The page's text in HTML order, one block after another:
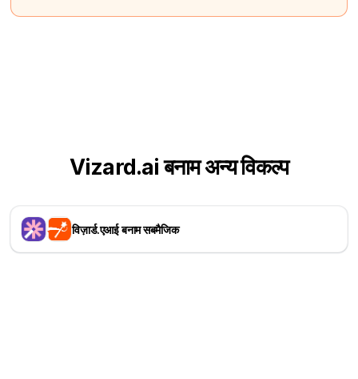
Vizard.ai बनाम अन्य विकल्प
विज़ार्ड.एआई बनाम सबमैजिक